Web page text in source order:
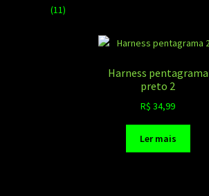
Harness pentagrama
preto 2
R$ 34,99
Ler mais
(11)